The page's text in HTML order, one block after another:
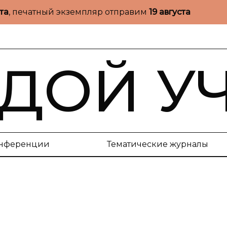
, печатный экземпляр отправим 19 августа
Тематические журналы